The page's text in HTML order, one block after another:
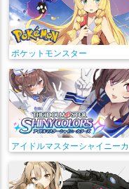
ポケットモンスター